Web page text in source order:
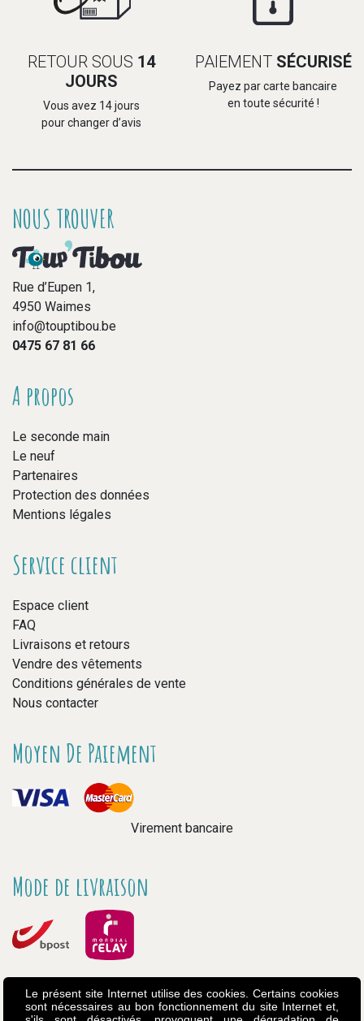
RETOUR SOUS 14
JOURS
Vous avez 14 jours
pour changer d’avis
PAIEMENT SÉCURISÉ
Payez par carte bancaire
en toute sécurité !
NOUS TROUVER
Rue d’Eupen 1,
4950 Waimes
info@touptibou.be
0475 67 81 66
A propos
Le seconde main
Le neuf
Partenaires
Protection des données
Mentions légales
Service client
Espace client
FAQ
Livraisons et retours
Vendre des vêtements
Conditions générales de vente
Nous contacter
Moyen De Paiement
Virement bancaire
Mode de livraison
Le présent site Internet utilise des cookies. Certains cookies
sont nécessaires au bon fonctionnement du site Internet et,